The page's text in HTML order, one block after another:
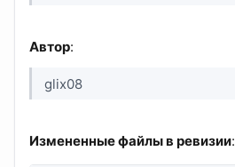
Автор:
glix08
Измененные файлы в ревизии: